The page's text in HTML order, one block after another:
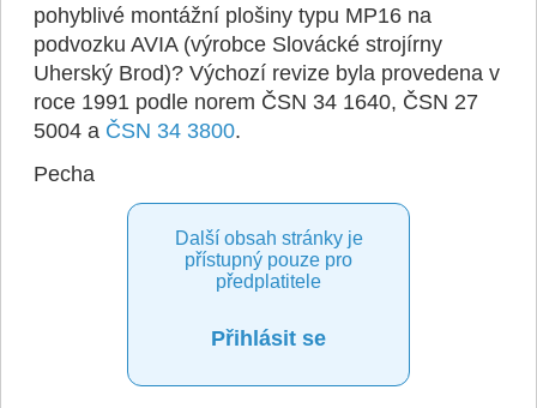
pohyblivé montážní plošiny typu MP16 na
podvozku AVIA (výrobce Slovácké strojírny
Uherský Brod)? Výchozí revize byla provedena v
roce 1991 podle norem ČSN 34 1640, ČSN 27
5004 a ČSN 34 3800.
Pecha
Další obsah stránky je
přístupný pouze pro
předplatitele
Přihlásit se